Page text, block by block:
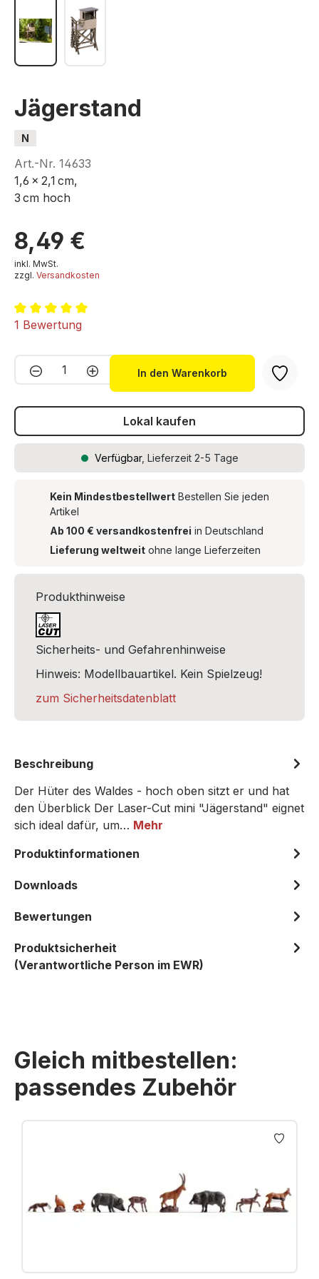
Jägerstand
N
Art.-Nr. 14633
1,6 x 2,1 cm,
3 cm hoch
8,49 €
inkl. MwSt.
zzgl. Versandkosten
Durchschnittliche Bewertung von 5 von 5 Sternen
1 Bewertung
Produkt Anzahl: Gib den
In den Warenkorb
Lokal kaufen
Verfügbar, Lieferzeit 2-5 Tage
Kein Mindestbestellwert Bestellen Sie jeden
Artikel
Ab 100 € versandkostenfrei in Deutschland
Lieferung weltweit ohne lange Lieferzeiten
Produkthinweise
Sicherheits- und Gefahrenhinweise
Hinweis: Modellbauartikel. Kein Spielzeug!
zum Sicherheitsdatenblatt
Beschreibung
Der Hüter des Waldes - hoch oben sitzt er und hat
den Überblick Der Laser-Cut mini "Jägerstand" eignet
sich ideal dafür, um… Mehr
Produktinformationen
Downloads
Bewertungen
Produktsicherheit
(Verantwortliche Person im EWR)
Gleich mitbestellen:
passendes Zubehör
Produktgalerie überspringen